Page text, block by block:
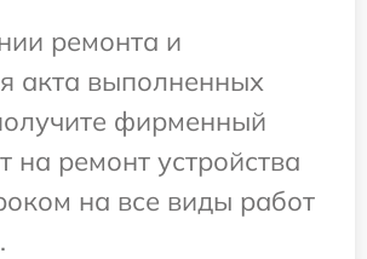
ремонта и
акта выполненных
фирменный
на ремонт устройства
на все виды работ